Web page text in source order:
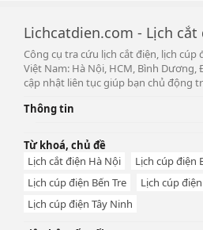
Lichcatdien.com - Lịch cắt
Công cụ tra cứu lịch cắt điện, lịch
Việt Nam: Hà Nội, HCM, Bình
cập nhật liên tục giúp bạn chủ động
Thông tin
Từ khoá, chủ đề
Lịch cắt điện Hà Nội
Lịch cúp điện
Lịch cúp điện Bến Tre
Lịch cúp
Lịch cúp điện Tây Ninh